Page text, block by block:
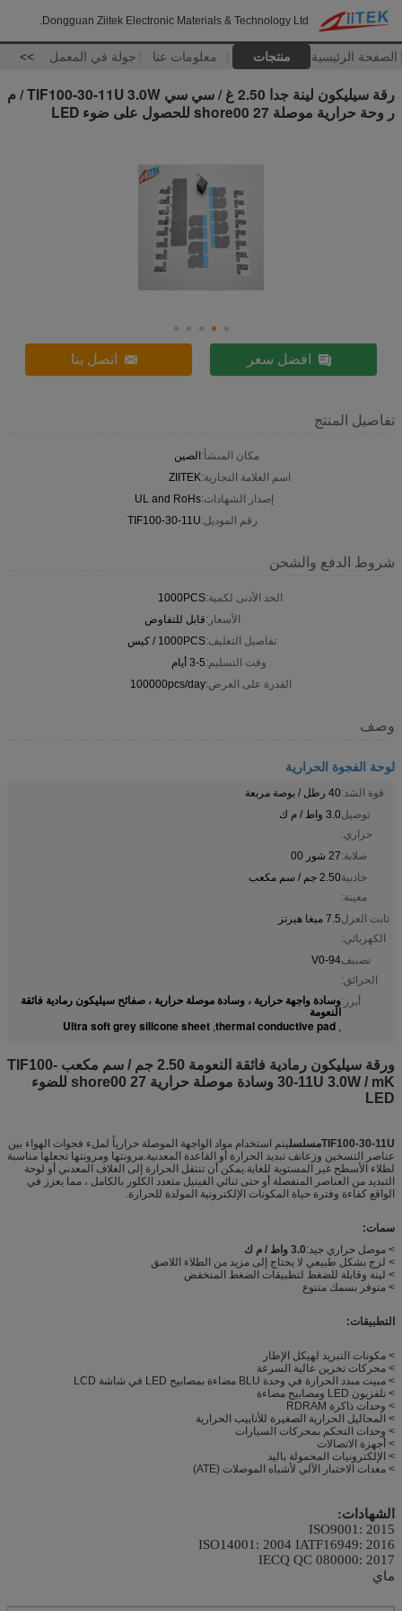
Dongguan Ziitek Electronic Materials & Technology Ltd.
الصفحة الرئيسية منتجات معلومات عنا جولة في المعمل >>
رقة سيليكون لينة جدا 2.50 غ / سي سي TIF100-30-11U 3.0W / م
ر وحة حرارية موصلة 27 shore00 للحصول على ضوء LED
افضل سعر اتصل بنا
تفاصيل المنتج
مكان المنشأ:الصين
اسم العلامة التجارية:ZIITEK
إصدار الشهادات:UL and RoHs
رقم الموديل:TIF100-30-11U
شروط الدفع والشحن
الحد الأدنى لكمية:1000PCS
الأسعار:قابل للتفاوض
تفاصيل التغليف:1000PCS / كيس
وقت التسليم:3-5 أيام
القدرة على العرض:100000pcs/day
وصف
لوحة الفجوة الحرارية
قوة الشد:40 رطل / بوصة مربعة
توصيل
حراري:
3.0 واط / م ك
صلابة:27 شور 00
جاذبية
معينة:
2.50 جم / سم مكعب
ثابت العزل
الكهربائي:
7.5 ميغا هيرتز
تصنيف
الحرائق:
94-V0
أبرز:وسادة واجهة حرارية ، وسادة موصلة حرارية ، صفائح سيليكون رمادية فائقة
النعومة
,
thermal conductive pad
,
Ultra soft grey silicone sheet
ورقة سيليكون رمادية فائقة النعومة 2.50 جم / سم مكعب TIF100-
30-11U 3.0W / mK وسادة موصلة حرارية 27 shore00 للضوء
LED
TIF100-30-11Uمسلسليتم استخدام مواد الواجهة الموصلة حرارياً لملء فجوات الهواء بين
عناصر التسخين وزعانف تبديد الحرارة أو القاعدة المعدنية.مرونتها ومرونتها تجعلها مناسبة
لطلاء الأسطح غير المستوية للغاية.يمكن أن تنتقل الحرارة إلى الغلاف المعدني أو لوحة
التبديد من العناصر المنفصلة أو حتى ثنائي الفينيل متعدد الكلور بالكامل ، مما يعزز في
الواقع كفاءة وفترة حياة المكونات الإلكترونية المولدة للحرارة.
سمات:
> موصل حراري جيد:3.0 واط / م ك
> لزج بشكل طبيعي لا يحتاج إلى مزيد من الطلاء اللاصق
> لينة وقابلة للضغط لتطبيقات الضغط المنخفض
> متوفر بسمك متنوع
التطبيقات:
> مكونات التبريد لهيكل الإطار
> محركات تخزين عالية السرعة
> مبيت مبدد الحرارة في وحدة BLU مضاءة بمصابيح LED في شاشة LCD
> تلفزيون LED ومصابيح مضاءة
> وحدات ذاكرة RDRAM
> المحاليل الحرارية الصغيرة للأنابيب الحرارية
> وحدات التحكم بمحركات السيارات
> أجهزة الاتصالات
> الإلكترونيات المحمولة باليد
> معدات الاختبار الآلي لأشباه الموصلات (ATE)
الشهادات:
ISO9001: 2015
ISO14001: 2004 IATF16949: 2016
IECQ QC 080000: 2017
ماي